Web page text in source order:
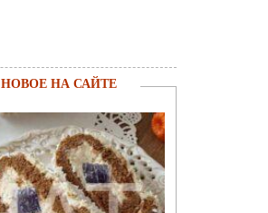
НОВОЕ НА САЙТЕ